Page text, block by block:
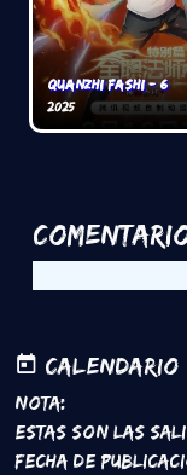
Quanzhi Fashi - 6
2025
Calendario
Nota:
Estas son las
fecha de